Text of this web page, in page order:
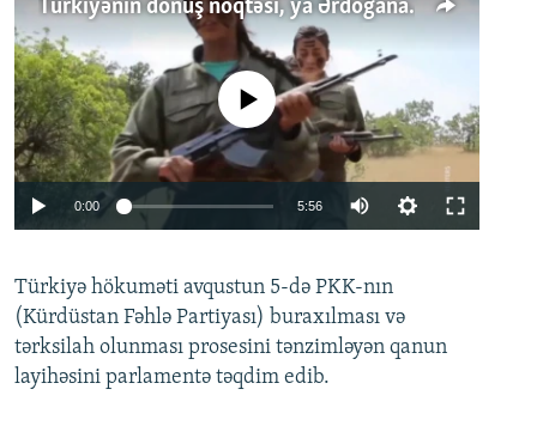
Türkiyənin dönüş nöqtəsi, ya Ərdoğana üçüncü şans: PKK ilə qəfil barışıq nə deməkdir?
Auto 240p 360p 480p
720p 1080p
No media source currently available
0:00 5:56
360p
480p
Türkiyə hökuməti avqustun 5-də PKK-nın
(Kürdüstan Fəhlə Partiyası) buraxılması və
tərksilah olunması prosesini tənzimləyən qanun
layihəsini parlamentə təqdim edib.